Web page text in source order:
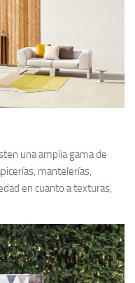
una amplia gama de
mantelerías,
en cuanto a texturas,